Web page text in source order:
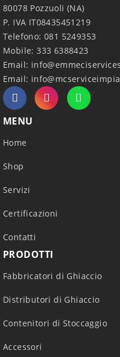
80078 Pozzuoli (NA)
P. IVA IT08435451219
Telefono: 081 5249353
Mobile: 333 6388423
Email:
Email:
MENU
Home
Shop
Servizi
Certificazioni
Contatti
PRODOTTI
Fabbricatori di Ghiaccio
Distributori di Ghiaccio
Contenitori di Stoccaggio
Accessori